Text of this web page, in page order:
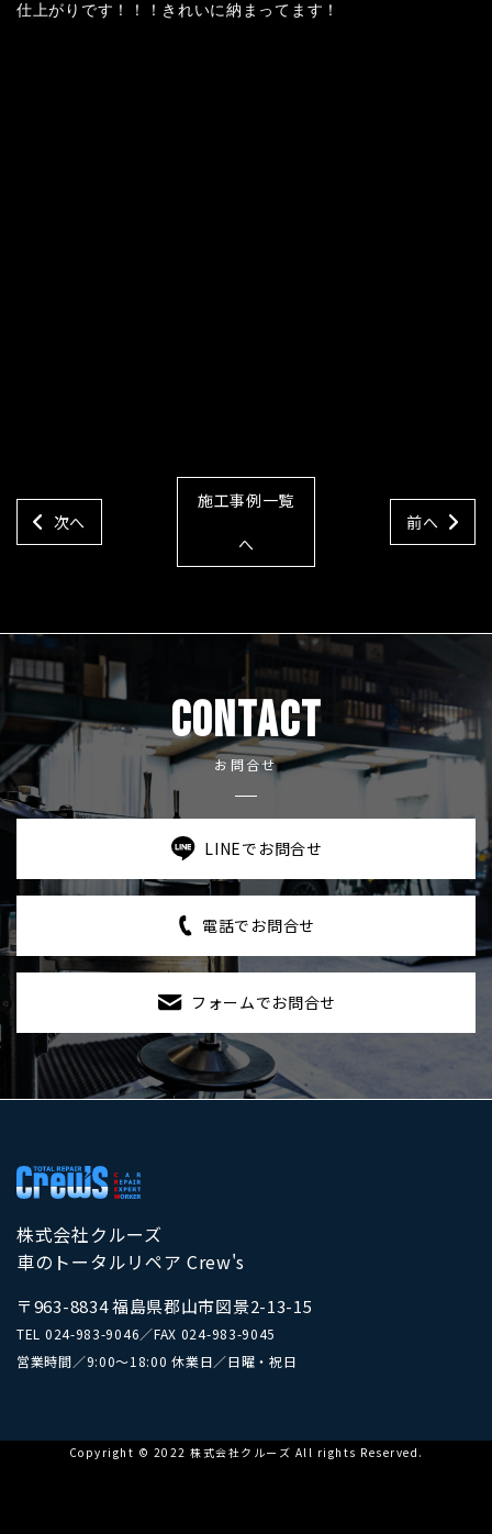
仕上がりです！！！きれいに納まってます！
次へ
施工事例一覧
へ
前へ
CONTACT
お問合せ
LINEでお問合せ
電話でお問合せ
フォームでお問合せ
株式会社クルーズ
車のトータルリペア Crew's
〒963-8834 福島県郡山市図景2-13-15
TEL 024-983-9046／FAX 024-983-9045
営業時間／9:00～18:00 休業日／日曜・祝日
Copyright © 2022 株式会社クルーズ All rights Reserved.